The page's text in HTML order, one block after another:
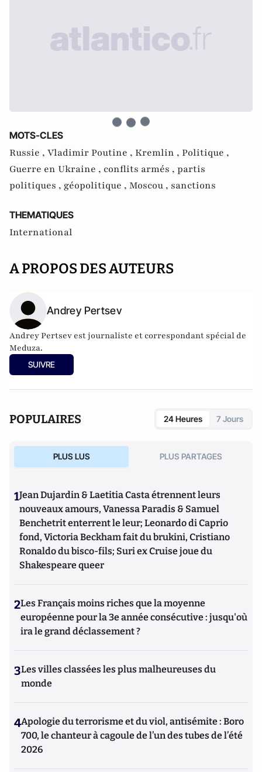
MOTS-CLES
Russie , Vladimir Poutine , Kremlin , Politique ,
Guerre en Ukraine , conflits armés , partis
politiques , géopolitique , Moscou , sanctions
THEMATIQUES
International
A PROPOS DES AUTEURS
Andrey Pertsev
Andrey Pertsev est journaliste et correspondant spécial de
Meduza.
SUIVRE
POPULAIRES 24 Heures 7 Jours
PLUS LUS PLUS PARTAGES
1Jean Dujardin & Laetitia Casta étrennent leurs
nouveaux amours, Vanessa Paradis & Samuel
Benchetrit enterrent le leur; Leonardo di Caprio
fond, Victoria Beckham fait du brukini, Cristiano
Ronaldo du bisco-fils; Suri ex Cruise joue du
Shakespeare queer
2Les Français moins riches que la moyenne
européenne pour la 3e année consécutive : jusqu'où
ira le grand déclassement ?
3Les villes classées les plus malheureuses du
monde
4Apologie du terrorisme et du viol, antisémite : Boro
700, le chanteur à cagoule de l’un des tubes de l’été
2026